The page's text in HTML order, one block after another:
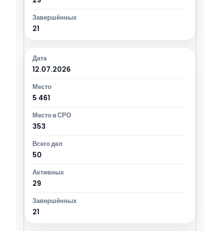
21
12.07.2026
5 461
353
50
29
21